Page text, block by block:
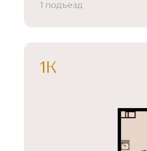
1 подъезд
1К